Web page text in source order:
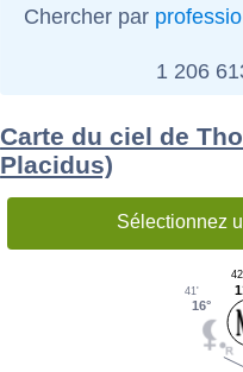
Chercher par
1 206
Carte du ciel de
Placidus)
Sélectionnez
16°
41'